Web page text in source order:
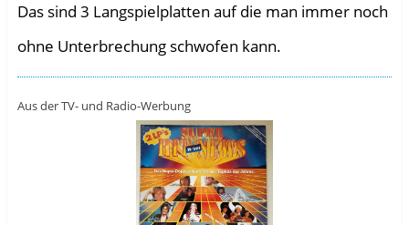
Das sind 3 Langspielplatten auf die man immer noch
ohne Unterbrechung schwofen kann.
Aus der TV- und Radio-Werbung